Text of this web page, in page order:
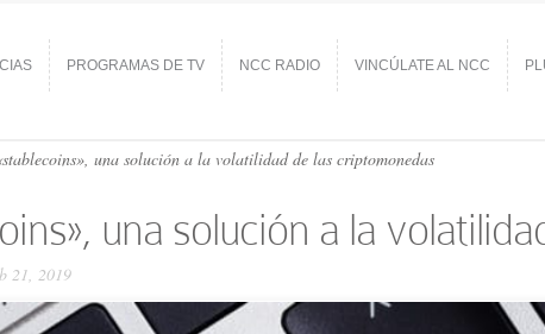
PROGRAMAS DE TV NCC RADIO VINCÚLATE AL NCC
una solución a la volatilidad de las criptomonedas
una solución a la
21, 2019